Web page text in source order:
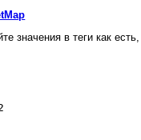
значения в теги как